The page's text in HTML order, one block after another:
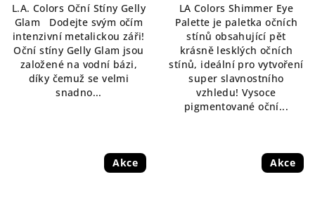
z
5
hvězdiček.
L.A. Colors Oční Stíny Gelly
Glam Dodejte svým očím
intenzivní metalickou záři!
Oční stíny Gelly Glam jsou
založené na vodní bázi,
díky čemuž se velmi
snadno...
LA Colors Shimmer Eye
Palette je paletka očních
stínů obsahující pět
krásně lesklých očních
stínů, ideální pro vytvoření
super slavnostního
vzhledu! Vysoce
pigmentované oční...
Akce Akce